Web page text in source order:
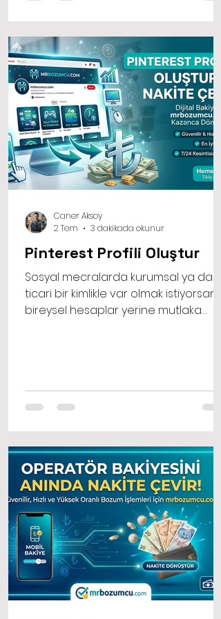
yöntemlerden biri olan mobil ödeme
sistemleri, artık sadece alışveriş
yapmak için değil, aynı zamanda acil
nakit ihtiyaçlarını karşılamak için de
aktif bir şekilde kullanılıyor.
Pinterest Profili Oluştur
Sosyal mecralarda kurumsal ya da
ticari bir kimlikle var olmak istiyorsanız,
bireysel hesaplar yerine mutlaka
verileri, reklam panolarını ve detaylı
kitle istatistiklerini sunar.
Caner Aksoy
2 Tem
3 dakikada okunur